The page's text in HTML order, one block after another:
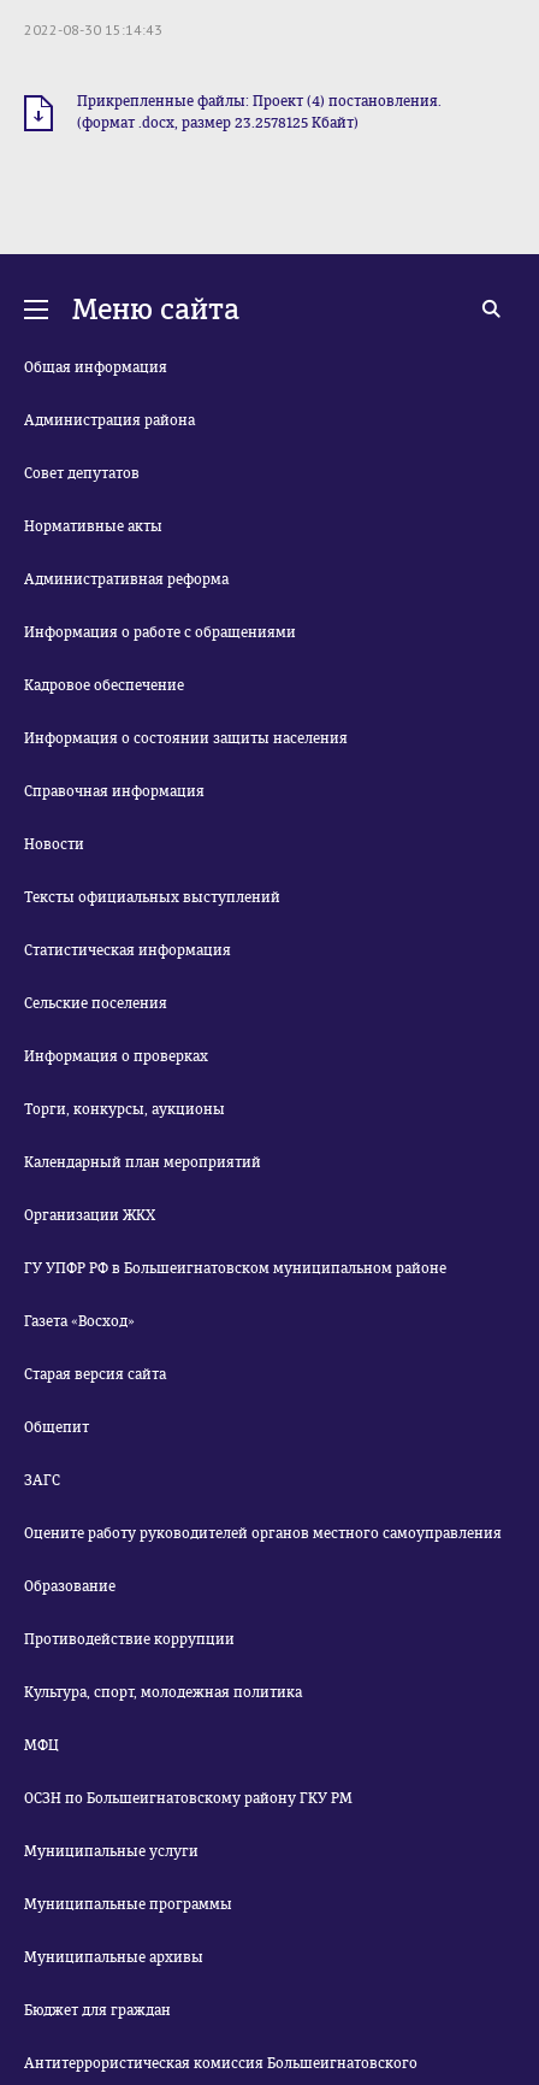
2022-08-30 15:14:43
Прикрепленные файлы: Проект (4) постановления.
(формат .docx, размер 23.2578125 Кбайт)
Меню сайта
Общая информация
Администрация района
Совет депутатов
Нормативные акты
Административная реформа
Информация о работе с обращениями
Кадровое обеспечение
Информация о состоянии защиты населения
Справочная информация
Новости
Тексты официальных выступлений
Статистическая информация
Сельские поселения
Информация о проверках
Торги, конкурсы, аукционы
Календарный план мероприятий
Организации ЖКХ
ГУ УПФР РФ в Большеигнатовском муниципальном районе
Газета «Восход»
Старая версия сайта
Общепит
ЗАГС
Оцените работу руководителей органов местного самоуправления
Образование
Противодействие коррупции
Культура, спорт, молодежная политика
МФЦ
ОСЗН по Большеигнатовскому району ГКУ РМ
Муниципальные услуги
Муниципальные программы
Муниципальные архивы
Бюджет для граждан
Антитеррористическая комиссия Большеигнатовского